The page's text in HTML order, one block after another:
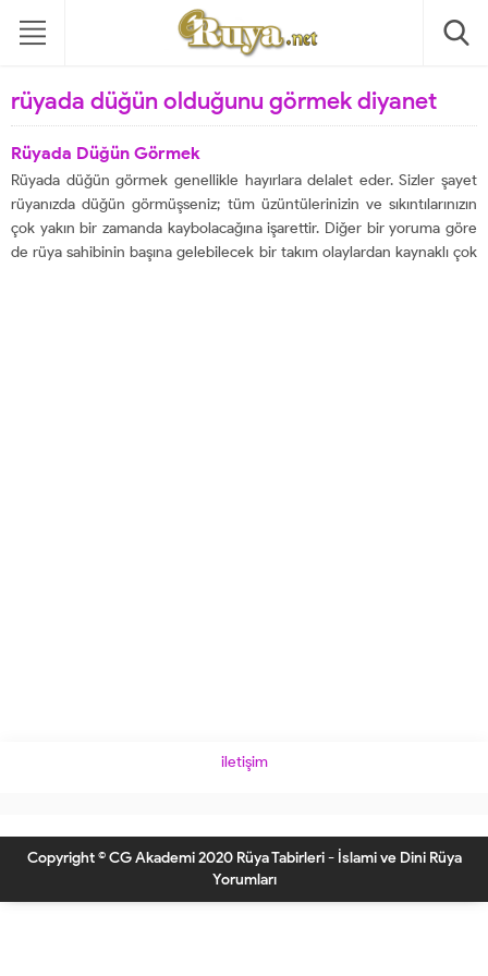
rüyada düğün olduğunu görmek diyanet
Rüyada Düğün Görmek
Rüyada düğün görmek genellikle hayırlara delalet eder. Sizler şayet
rüyanızda düğün görmüşseniz; tüm üzüntülerinizin ve sıkıntılarınızın
çok yakın bir zamanda kaybolacağına işarettir. Diğer bir yoruma göre
de rüya sahibinin başına gelebilecek bir takım olaylardan kaynaklı çok
iletişim
Copyright © CG Akademi 2020 Rüya Tabirleri - İslami ve Dini Rüya
Yorumları